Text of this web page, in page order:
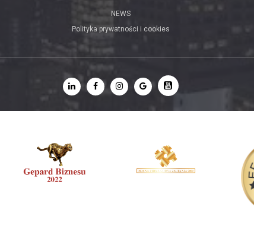
NEWS
Polityka prywatności i cookies